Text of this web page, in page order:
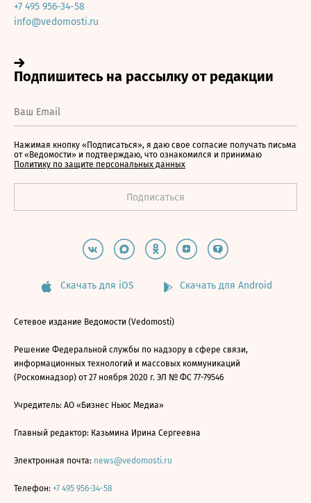
+7 495 956-34-58
info@vedomosti.ru
Нажимая кнопку «Подписаться», я даю свое согласие получать письма
от «Ведомости» и подтверждаю, что ознакомился и принимаю
Политику по защите персональных данных
Скачать для iOS Скачать для Android
Сетевое издание Ведомости (Vedomosti)
Решение Федеральной службы по надзору в сфере связи,
информационных технологий и массовых коммуникаций
(Роскомнадзор) от 27 ноября 2020 г. ЭЛ № ФС 77-79546
Учредитель: АО «Бизнес Ньюс Медиа»
Главный редактор: Казьмина Ирина Сергеевна
Электронная почта: news@vedomosti.ru
Телефон: +7 495 956-34-58